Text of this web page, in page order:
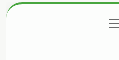
Gizlilik aç